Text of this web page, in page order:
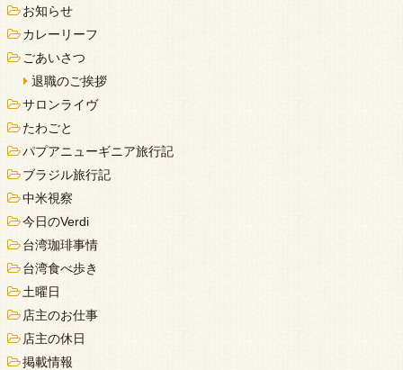
お知らせ
カレーリーフ
ごあいさつ
退職のご挨拶
サロンライヴ
たわごと
パプアニューギニア旅行記
ブラジル旅行記
中米視察
今日のVerdi
台湾珈琲事情
台湾食べ歩き
土曜日
店主のお仕事
店主の休日
掲載情報